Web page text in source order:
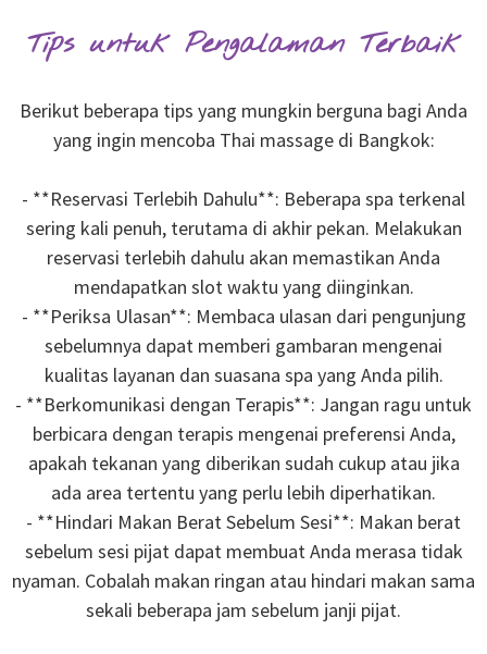
Tips untuk Pengalaman Terbaik
Berikut beberapa tips yang mungkin berguna bagi Anda
yang ingin mencoba Thai massage di Bangkok:
- **Reservasi Terlebih Dahulu**: Beberapa spa terkenal
sering kali penuh, terutama di akhir pekan. Melakukan
reservasi terlebih dahulu akan memastikan Anda
mendapatkan slot waktu yang diinginkan.
- **Periksa Ulasan**: Membaca ulasan dari pengunjung
sebelumnya dapat memberi gambaran mengenai
kualitas layanan dan suasana spa yang Anda pilih.
- **Berkomunikasi dengan Terapis**: Jangan ragu untuk
berbicara dengan terapis mengenai preferensi Anda,
apakah tekanan yang diberikan sudah cukup atau jika
ada area tertentu yang perlu lebih diperhatikan.
- **Hindari Makan Berat Sebelum Sesi**: Makan berat
sebelum sesi pijat dapat membuat Anda merasa tidak
nyaman. Cobalah makan ringan atau hindari makan sama
sekali beberapa jam sebelum janji pijat.